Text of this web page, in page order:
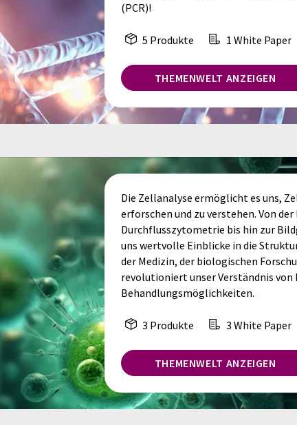
(PCR)!
5 Produkte 1 White Paper
THEMENWELT ANZEIGEN
Die Zellanalyse ermöglicht es uns,
erforschen und zu verstehen. Von
Durchflusszytometrie bis hin zur
uns wertvolle Einblicke in die
der Medizin, der biologischen
revolutioniert unser Verständnis
Behandlungsmöglichkeiten.
3 Produkte 3 White Paper
THEMENWELT ANZEIGEN